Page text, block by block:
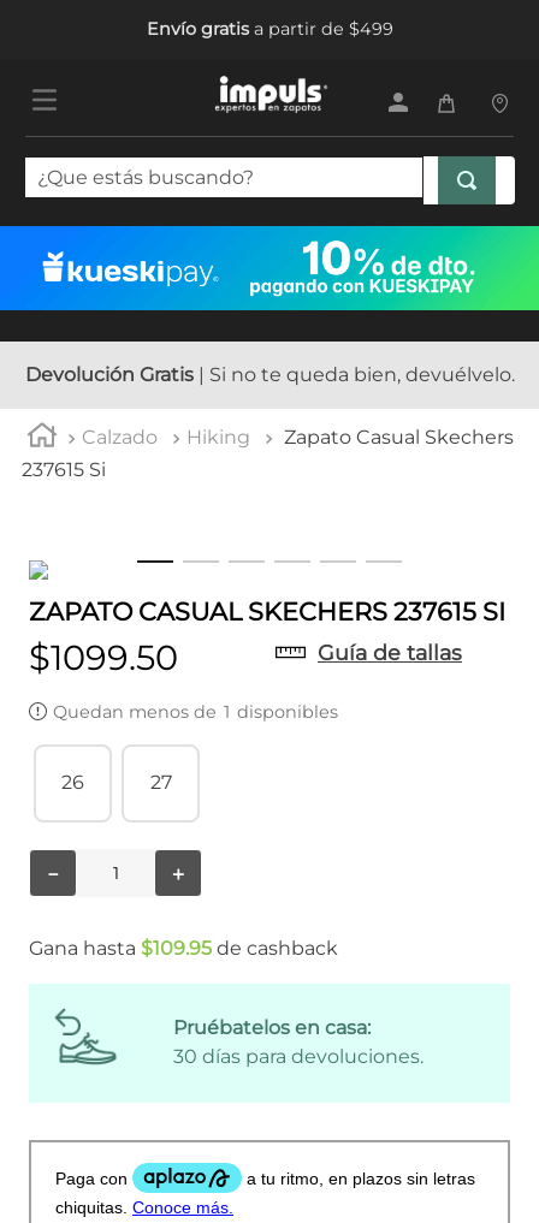
Envío gratisa partir de $499
¿Que estás buscando?
Devolución Gratis| Si no te queda bien, devuélvelo.
Calzado Hiking
Zapato Casual Skechers
237615 Si
ZAPATO CASUAL SKECHERS 237615 SI
$1099.50 Guía de tallas
Quedan menos de 1 disponibles
26 27
＋
－
Gana hasta $109.95 de cashback
Pruébatelos en casa:
30 días para devoluciones.
1.
tenis mujer
tenis hombre
5. tenis niña